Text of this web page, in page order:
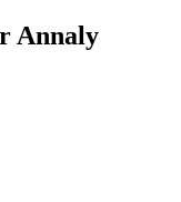
Annaly